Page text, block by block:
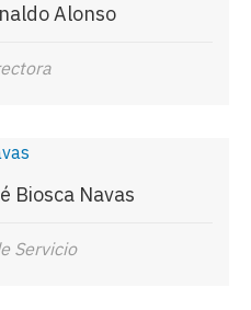
Alonso
Biosca Navas
Servicio